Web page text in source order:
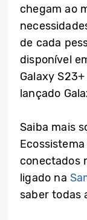
chegam ao
de cada
disponível
Galaxy
lançado
Saiba mais
conectados
ligado na
saber todas